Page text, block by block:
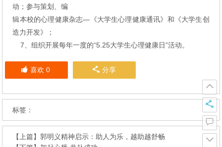
动；参与策划、编
辑本校的心理健康杂志—《大学生心理健康通讯》和《大学生创
造力开发》；
7、组织开展每年一度的“5.25大学生心理健康日”活动。
喜欢 0 分享
标签：
【上篇】郭明义精神启示：助人为乐，越助越舒畅